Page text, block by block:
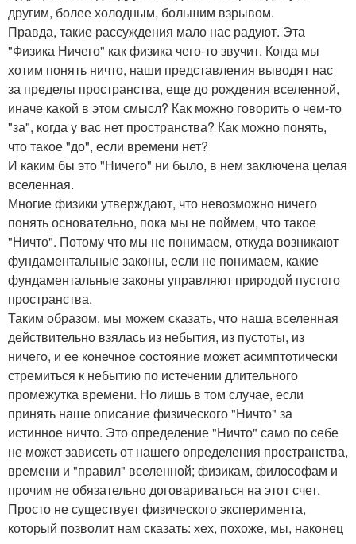
другим, более холодным, большим взрывом.
Правда, такие рассуждения мало нас радуют. Эта
"Физика Ничего" как физика чего-то звучит. Когда мы
хотим понять ничто, наши представления выводят нас
за пределы пространства, еще до рождения вселенной,
иначе какой в этом смысл? Как можно говорить о чем-то
"за", когда у вас нет пространства? Как можно понять,
что такое "до", если времени нет?
И каким бы это "Ничего" ни было, в нем заключена целая
вселенная.
Многие физики утверждают, что невозможно ничего
понять основательно, пока мы не поймем, что такое
"Ничто". Потому что мы не понимаем, откуда возникают
фундаментальные законы, если не понимаем, какие
фундаментальные законы управляют природой пустого
пространства.
Таким образом, мы можем сказать, что наша вселенная
действительно взялась из небытия, из пустоты, из
ничего, и ее конечное состояние может асимптотически
стремиться к небытию по истечении длительного
промежутка времени. Но лишь в том случае, если
принять наше описание физического "Ничто" за
истинное ничто. Это определение "Ничто" само по себе
не может зависеть от нашего определения пространства,
времени и "правил" вселенной; физикам, философам и
прочим не обязательно договариваться на этот счет.
Просто не существует физического эксперимента,
который позволит нам сказать: хех, похоже, мы, наконец